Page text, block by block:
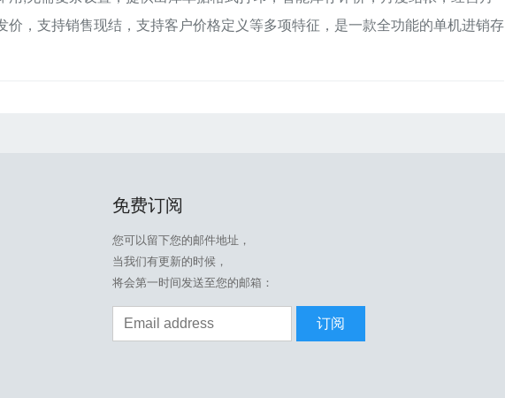
价，支持销售现结，支持客户价格定义等多项特征，是一款全功能的单机进销存
免费订阅
您可以留下您的邮件地址，
当我们有更新的时候，
将会第一时间发送至您的邮箱：
订阅